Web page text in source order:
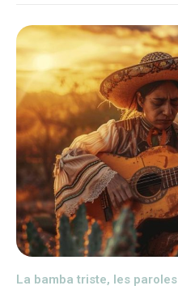
La bamba triste, les paroles